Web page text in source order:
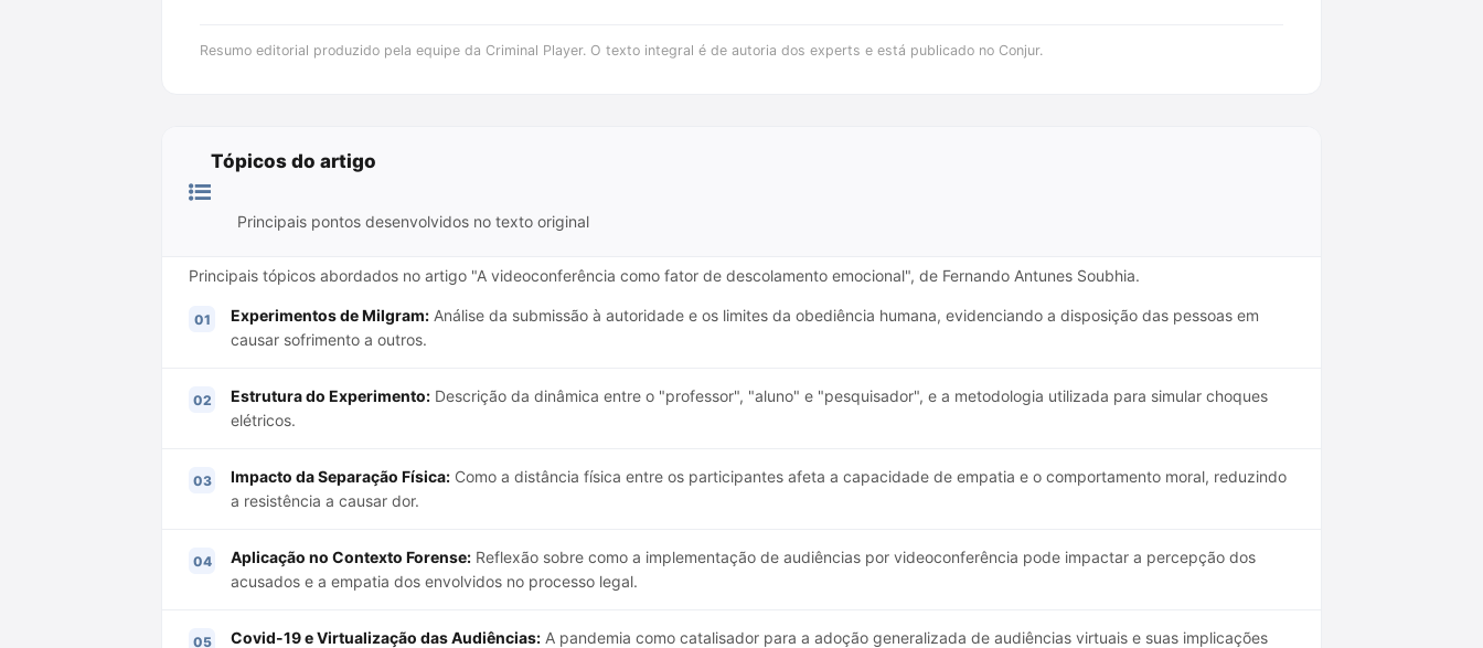
Resumo editorial produzido pela equipe da Criminal Player. O texto integral é de autoria dos experts e está publicado no Conjur.
Tópicos do artigo
Principais pontos desenvolvidos no texto original
Principais tópicos abordados no artigo "A videoconferência como fator de descolamento emocional", de Fernando Antunes Soubhia.
Experimentos de Milgram: Análise da submissão à autoridade e os limites da obediência humana, evidenciando a disposição das pessoas em
causar sofrimento a outros.
Estrutura do Experimento: Descrição da dinâmica entre o "professor", "aluno" e "pesquisador", e a metodologia utilizada para simular choques
elétricos.
Impacto da Separação Física: Como a distância física entre os participantes afeta a capacidade de empatia e o comportamento moral, reduzindo
a resistência a causar dor.
Aplicação no Contexto Forense: Reflexão sobre como a implementação de audiências por videoconferência pode impactar a percepção dos
acusados e a empatia dos envolvidos no processo legal.
Covid-19 e Virtualização das Audiências: A pandemia como catalisador para a adoção generalizada de audiências virtuais e suas implicações